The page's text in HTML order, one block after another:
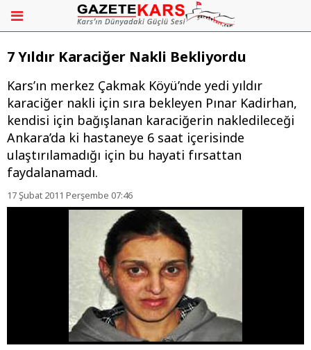
7 Yıldır Karaciğer Nakli Bekliyordu
Kars’ın merkez Çakmak Köyü’nde yedi yıldır
karaciğer nakli için sıra bekleyen Pınar Kadirhan,
kendisi için bağışlanan karaciğerin nakledileceği
Ankara’da ki hastaneye 6 saat içerisinde
ulaştırılamadığı için bu hayati fırsattan
faydalanamadı.
17 Şubat 2011 Perşembe 07:46